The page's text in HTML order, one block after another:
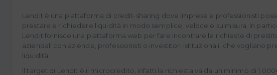
Lendit è una piattaforma di credit-sharing dove imprese e professionisti
prestare e richiedere liquidità in modo semplice, veloce e su misura. In
Lendit fornisce una piattaforma web per fare incontrare le richieste di
aziendali con aziende, professionisti o investitori istituzionali, che vogliano
liquidità.
Il target di Lendit è il microcredito, infatti la richiesta va da un minimo di